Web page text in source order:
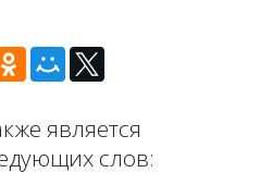
является
слов: